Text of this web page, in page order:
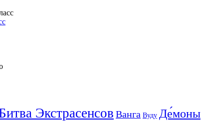
Экстрасенсов Ванга Вуду Де́моны